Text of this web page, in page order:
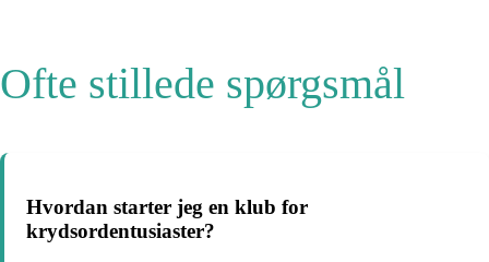
Ofte stillede spørgsmål
Hvordan starter jeg en klub for
krydsordentusiaster?